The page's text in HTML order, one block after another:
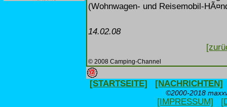
(Wohnwagen- und Reisemobil-
14.02.08
© 2008 Camping-Channel
[STARTSEITE] [NACHRICHTEN]
©2000-2018
[IMPRESSUM]